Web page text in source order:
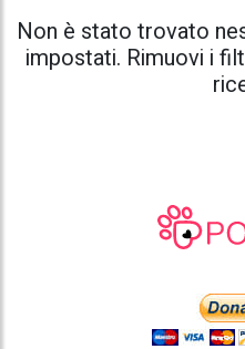
Non è stato trovato
impostati. Rimuovi i